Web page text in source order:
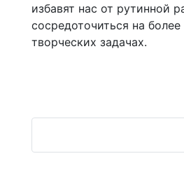
избавят нас от рутинной
сосредоточиться на
творческих задачах.